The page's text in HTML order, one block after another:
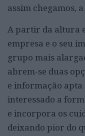
assim chegamos,
A partir da altura
empresa e o seu
grupo mais
abrem-se duas
e informação
interessado a
e incorpora os
deixando pior do